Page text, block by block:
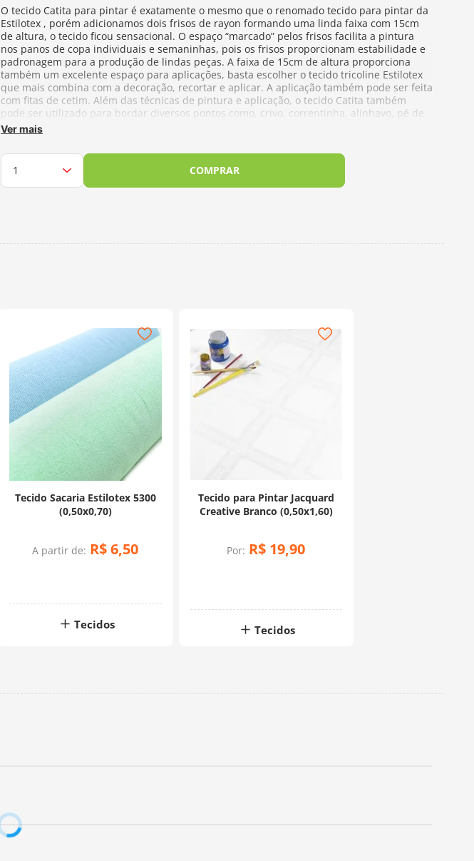
O tecido Catita para pintar é exatamente o mesmo que o renomado tecido para pintar da
Estilotex , porém adicionamos dois frisos de rayon formando uma linda faixa com 15cm
de altura, o tecido ficou sensacional. O espaço “marcado” pelos frisos facilita a pintura
nos panos de copa individuais e semaninhas, pois os frisos proporcionam estabilidade e
padronagem para a produção de lindas peças. A faixa de 15cm de altura proporciona
também um excelente espaço para aplicações, basta escolher o tecido tricoline Estilotex
que mais combina com a decoração, recortar e aplicar. A aplicação também pode ser feita
com fitas de cetim. Além das técnicas de pintura e aplicação, o tecido Catita também
pode ser utilizado para bordar diversos pontos como, crivo, correntinha, alinhavo, pé de
galinha e muito mais. Especialmente o bordado livre fica perfeito nesse tecido.
100% Algodão - 50cm de comprimento - 0,70m de largura
Cada unidade refere-se a um pedaço de 50cm de comprimento por 0,70m de largura.
Ver mais
COMPRAR
Tecido Sacaria Estilotex 5300
(0,50x0,70)
A partir de: R$6,50
Tecidos
Tecido para Pintar Jacquard
Creative Branco (0,50x1,60)
Por: R$ 19,90
Tecidos